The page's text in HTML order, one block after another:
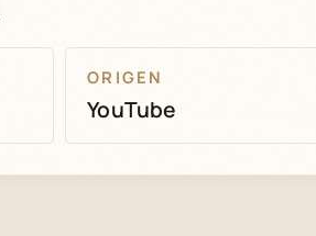
ORIGEN
YouTube